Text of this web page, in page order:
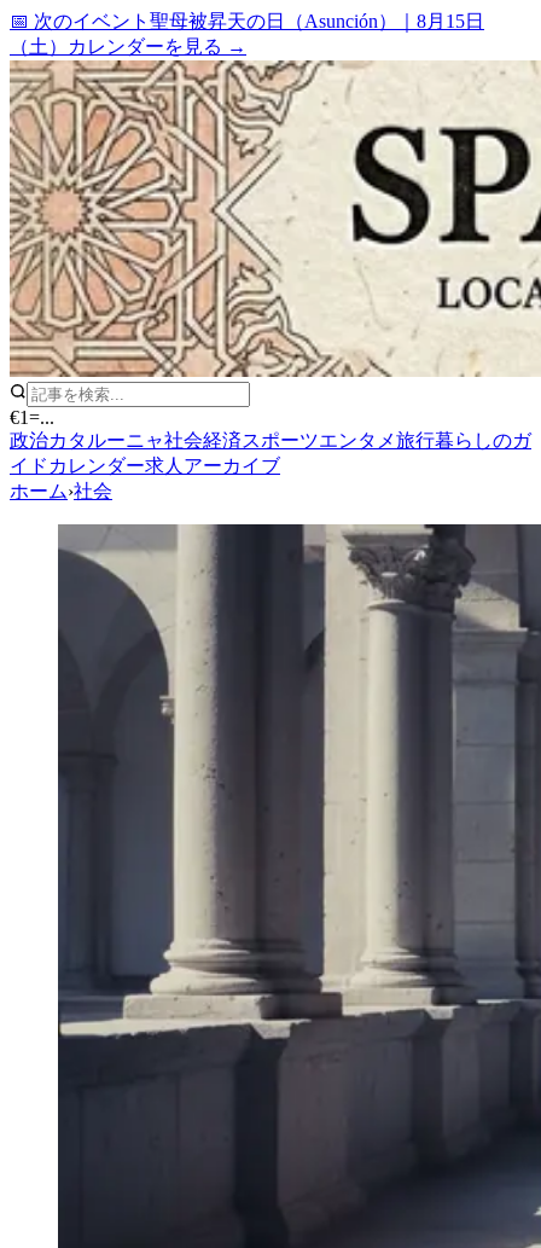
📅 次のイベント 聖母被昇天の日（Asunción）
8月15日
（土）
カレンダーを見る →
€1=...
政治カタルーニャ社会経済スポーツエンタメ旅行暮らしのガ
イド カレンダー求人 アーカイブ
ホーム›社会